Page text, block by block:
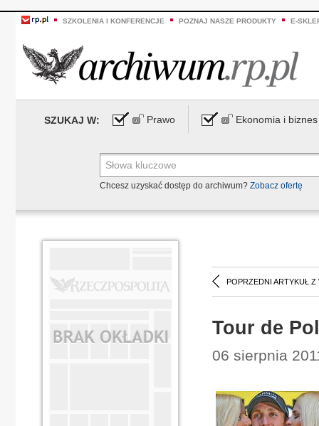
SZKOLENIA I KONFERENCJE POZNAJ NASZE PRODUKTY E-
SZUKAJ W: Prawo Ekonomia i biznes
Chcesz uzyskać dostęp do archiwum? Zobacz ofertę
POPRZEDNI ARTYKUŁ Z
Tour de
06 sierpnia